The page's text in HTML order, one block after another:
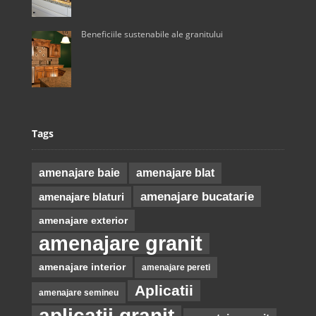
Beneficiile sustenabile ale granitului
Tags
amenajare baie amenajare blat
amenajare blaturi amenajare bucatarie
amenajare exterior
amenajare granit
amenajare interior amenajare pereti
amenajare semineu Aplicatii